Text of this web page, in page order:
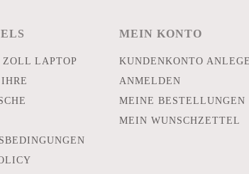
LAPTOP
MEIN KONTO
KUNDENKONTO
ANMELDEN
MEINE BESTELLUNGEN
MEIN WUNSCHZETTEL